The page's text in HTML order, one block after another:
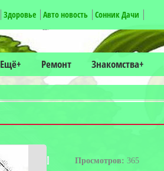
Здоровье Авто новость Сонник Дачи
-->
Ещё+ Ремонт Знакомства+
Просмотров:365